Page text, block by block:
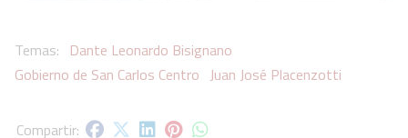
Dante Leonardo Bisignano
Gobierno de San Carlos Centro Juan José Placenzotti